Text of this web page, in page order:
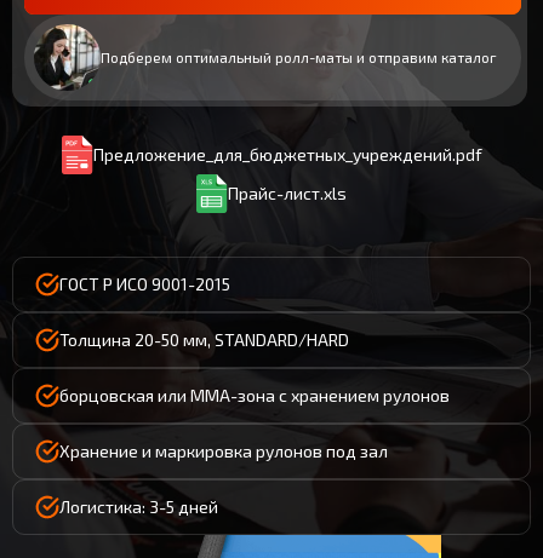
Подберем оптимальный ролл-маты и отправим каталог
Предложение_для_бюджетных_учреждений.pdf
Прайс-лист.xls
ГОСТ Р ИСО 9001-2015
Толщина 20-50 мм, STANDARD/HARD
борцовская или ММА-зона с хранением рулонов
Хранение и маркировка рулонов под зал
Логистика: 3-5 дней